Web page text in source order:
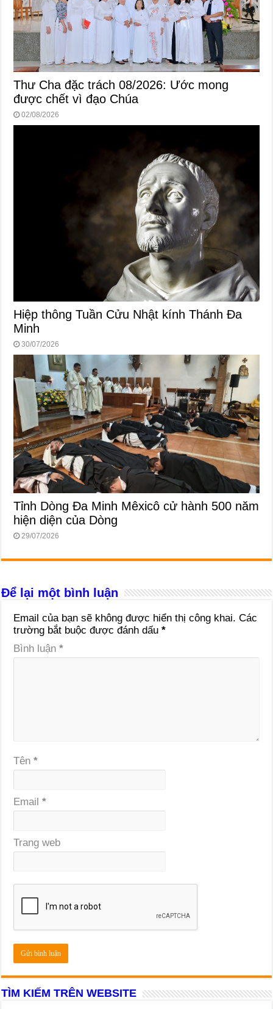
Thư Cha đặc trách 08/2026: Ước mong
được chết vì đạo Chúa
02/08/2026
Hiệp thông Tuần Cửu Nhật kính Thánh Đa
Minh
30/07/2026
Tỉnh Dòng Đa Minh Mêxicô cử hành 500 năm
hiện diện của Dòng
29/07/2026
Để lại một bình luận
Email của bạn sẽ không được hiển thị công khai. Các
trường bắt buộc được đánh dấu*
Bình luận*
Tên*
Email*
Trang web
TÌM KIẾM TRÊN WEBSITE